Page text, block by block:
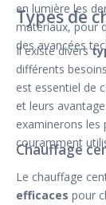
en lumière les
matériaux, pour
des avancées
Types de
Il existe divers
différents
est essentiel de
et leurs
examinerons les
couramment
Chauffage
Le chauffage
efficaces pour